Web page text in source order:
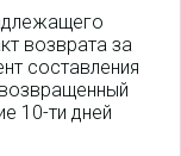
возврата за
составления
10-ти дней